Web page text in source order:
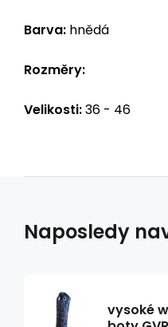
Barva: hnědá
Rozměry:
Velikosti:36 - 46
Naposledy
vysoké